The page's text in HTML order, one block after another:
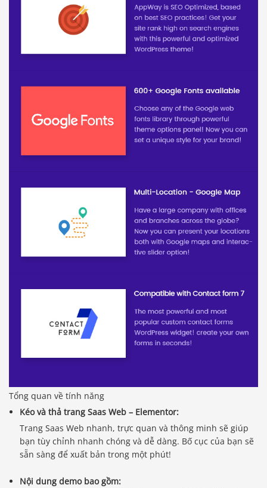
Tổng quan về tính năng
Kéo và thả trang Saas Web – Elementor:
Trang Saas Web nhanh, trực quan và thông minh sẽ giúp
bạn tùy chỉnh nhanh chóng và dễ dàng. Bố cục của bạn sẽ
sẵn sàng để xuất bản trong một phút!
Nội dung demo bao gồm: